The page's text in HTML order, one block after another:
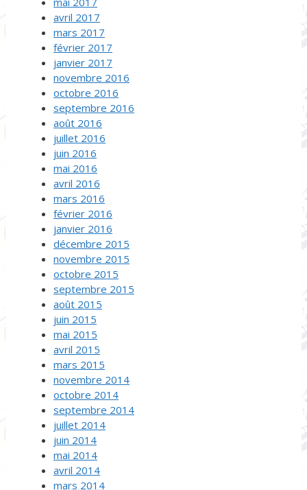
avril 2017
mars 2017
février 2017
janvier 2017
novembre 2016
octobre 2016
septembre 2016
août 2016
juillet 2016
juin 2016
mai 2016
avril 2016
mars 2016
février 2016
janvier 2016
décembre 2015
novembre 2015
octobre 2015
septembre 2015
août 2015
juin 2015
mai 2015
avril 2015
mars 2015
novembre 2014
octobre 2014
septembre 2014
juillet 2014
juin 2014
mai 2014
avril 2014
mars 2014